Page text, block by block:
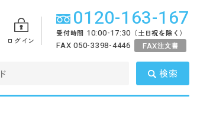
ログイン
0120-163-167
受付時間 10:00-17:30 （土日祝を除く）
FAX 050-3398-4446 FAX注文書
検索